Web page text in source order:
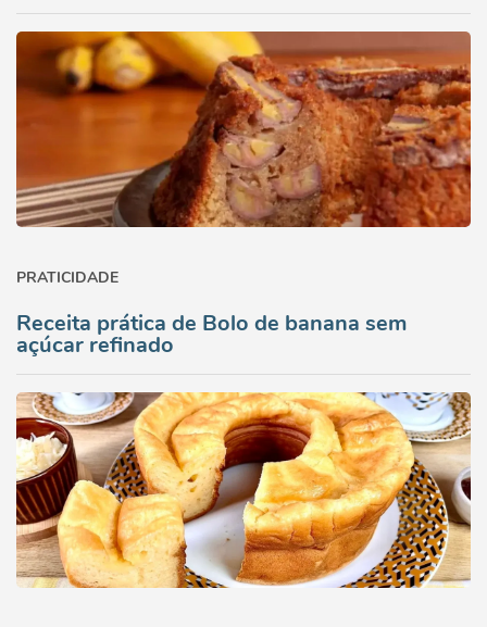
PRATICIDADE
Receita prática de Bolo de banana sem
açúcar refinado